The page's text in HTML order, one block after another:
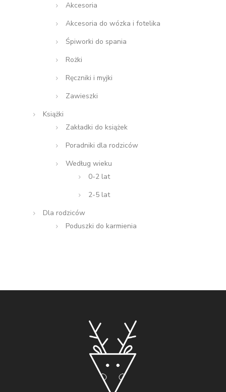
Akcesoria
Akcesoria do wózka i fotelika
Śpiworki do spania
Rożki
Ręczniki i myjki
Zawieszki
Książki
Zakładki do książek
Poradniki dla rodziców
Według wieku
0-2 lat
2-5 lat
Dla rodziców
Poduszki do karmienia